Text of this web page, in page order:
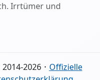
Irrtümer und
2026 ･ Offizielle